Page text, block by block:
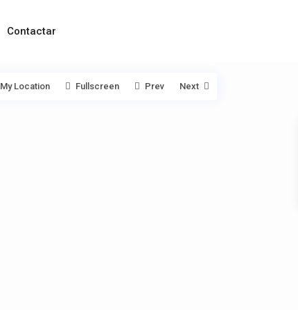
Contactar
My Location Fullscreen Prev Next